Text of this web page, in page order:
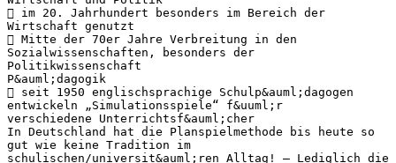
 im 20. Jahrhundert besonders im Bereich der
Wirtschaft genutzt
 Mitte der 70er Jahre Verbreitung in den
Sozialwissenschaften, besonders der
Politikwissenschaft
P&auml;dagogik
 seit 1950 englischsprachige Schulp&auml;dagogen
entwickeln „Simulationsspiele“ f&uuml;r
verschiedene Unterrichtsf&auml;cher
In Deutschland hat die Planspielmethode bis heute so
gut wie keine Tradition im
schulischen/universit&auml;ren Alltag! – Lediglich die